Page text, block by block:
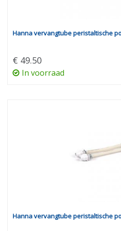
Hanna vervangtube peristaltische
€ 49.50
In voorraad
Hanna vervangtube peristaltische